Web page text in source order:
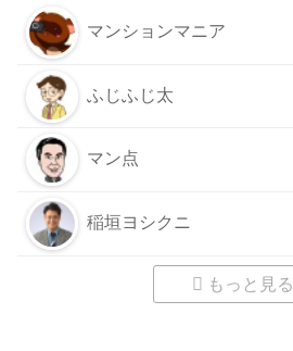
マンションマニア
ふじふじ太
マン点
稲垣ヨシクニ
もっと見る